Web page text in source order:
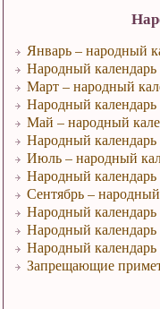
Январь – народный
Народный календарь
Март – народный
Народный календарь
Май – народный
Народный
Июль – народный
Народный календарь
Сентябрь –
Народный календарь
Народный календарь
Народный календарь
Запрещающие